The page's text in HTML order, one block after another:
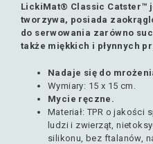
LickiMat® Classic Catster™
tworzywa, posiada
do serwowania zarówno
także miękkich i płynnych
Nadaje się do
Wymiary: 15 x 15 cm.
Mycie ręczne.
Materiał: TPR o jakości
ludzi i zwierząt,
silikonu, bez ftalanów,